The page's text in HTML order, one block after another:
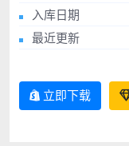
入库日期
最近更新
立即下载